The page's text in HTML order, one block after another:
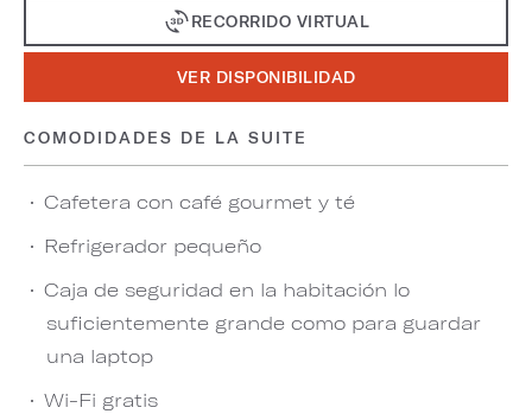
RECORRIDO VIRTUAL
VER DISPONIBILIDAD
COMODIDADES DE LA SUITE
Cafetera con café gourmet y té
Refrigerador pequeño
Caja de seguridad en la habitación lo
suficientemente grande como para guardar
una laptop
Wi-Fi gratis